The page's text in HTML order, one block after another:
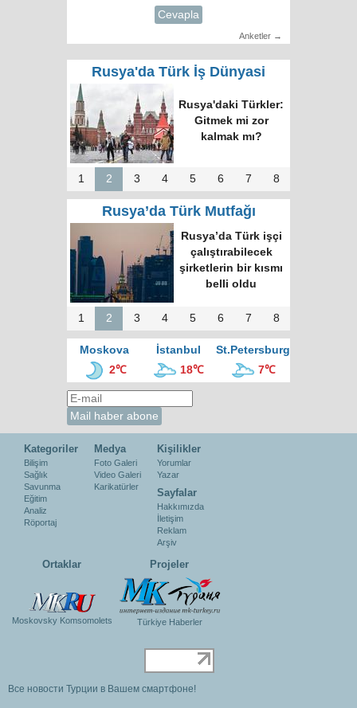
Cevapla
Anketler →
Rusya'da Türk İş Dünyasi
Rusya'daki Türkler:
Gitmek mi zor
kalmak mı?
1 2 3 4 5 6 7 8
Rusya’da Türk Mutfağı
Rusya’da Türk işçi
çalıştırabilecek
şirketlerin bir kısmı
belli oldu
1 2 3 4 5 6 7 8
Moskova İstanbul
St.Petersburg
2℃
18℃ 7℃
Kategoriler
Bilişim
Sağlık
Savunma
Eğitim
Analiz
Röportaj
Medya
Foto Galeri
Video Galeri
Karikatürler
Kişilikler
Yorumlar
Yazar
Sayfalar
Hakkımızda
İletişim
Reklam
Arşiv
Ortaklar
Moskovsky Komsomolets
Projeler
Türkiye Haberler
Все новости Турции в Вашем смартфоне!